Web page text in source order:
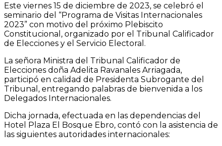
Este viernes 15 de diciembre de 2023, se celebró el
seminario del “Programa de Visitas Internacionales
2023” con motivo del próximo Plebiscito
Constitucional, organizado por el Tribunal Calificador
de Elecciones y el Servicio Electoral.
La señora Ministra del Tribunal Calificador de
Elecciones doña Adelita Ravanales Arriagada,
participó en calidad de Presidenta Subrogante del
Tribunal, entregando palabras de bienvenida a los
Delegados Internacionales.
Dicha jornada, efectuada en las dependencias del
Hotel Plaza El Bosque Ebro, contó con la asistencia de
las siguientes autoridades internacionales: